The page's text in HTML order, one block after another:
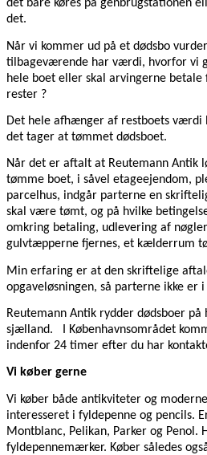
det bare køres på genbrugstationen
det.
Når vi kommer ud på et dødsbo
tilbageværende har værdi, hvorfor vi
hele boet eller skal arvingerne
rester ?
Det hele afhænger af restboets værdi
det tager at tømmet dødsboet.
Når det er aftalt at Reutemann Antik
tømme boet, i såvel etageejendom,
parcelhus, indgår parterne en
skal være tømt, og på hvilke
omkring betaling, udlevering af
gulvtæpperne fjernes, et kælderrum
Min erfaring er at den skriftelige
opgaveløsningen, så parterne ikke er
Reutemann Antik rydder dødsboer på
sjælland. I Københavnsområdet
indenfor 24 timer efter du har
Vi køber gerne
Vi køber både antikviteter og
interesseret i fyldepenne og pencils.
Montblanc, Pelikan, Parker og Penol.
fyldepennemærker. Køber således